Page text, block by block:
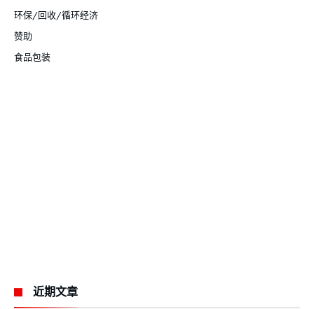
环保/回收/循环经济
赞助
食品包装
近期文章